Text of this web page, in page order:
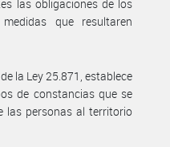
las obligaciones de los
que resultaren
la Ley 25.871, establece
de constancias que se
las personas al territorio